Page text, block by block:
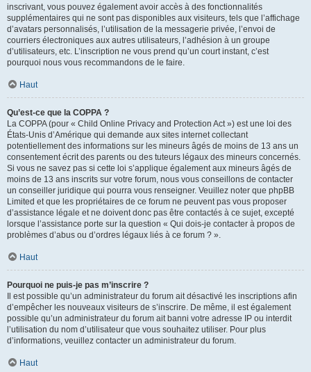
inscrivant, vous pouvez également avoir accès à des fonctionnalités
supplémentaires qui ne sont pas disponibles aux visiteurs, tels que l’affichage
d’avatars personnalisés, l’utilisation de la messagerie privée, l’envoi de
courriers électroniques aux autres utilisateurs, l’adhésion à un groupe
d’utilisateurs, etc. L’inscription ne vous prend qu’un court instant, c’est
pourquoi nous vous recommandons de le faire.
Haut
Qu’est-ce que la COPPA ?
La COPPA (pour « Child Online Privacy and Protection Act ») est une loi des
États-Unis d’Amérique qui demande aux sites internet collectant
potentiellement des informations sur les mineurs âgés de moins de 13 ans un
consentement écrit des parents ou des tuteurs légaux des mineurs concernés.
Si vous ne savez pas si cette loi s’applique également aux mineurs âgés de
moins de 13 ans inscrits sur votre forum, nous vous conseillons de contacter
un conseiller juridique qui pourra vous renseigner. Veuillez noter que phpBB
Limited et que les propriétaires de ce forum ne peuvent pas vous proposer
d’assistance légale et ne doivent donc pas être contactés à ce sujet, excepté
lorsque l’assistance porte sur la question « Qui dois-je contacter à propos de
problèmes d’abus ou d’ordres légaux liés à ce forum ? ».
Haut
Pourquoi ne puis-je pas m’inscrire ?
Il est possible qu’un administrateur du forum ait désactivé les inscriptions afin
d’empêcher les nouveaux visiteurs de s’inscrire. De même, il est également
possible qu’un administrateur du forum ait banni votre adresse IP ou interdit
l’utilisation du nom d’utilisateur que vous souhaitez utiliser. Pour plus
d’informations, veuillez contacter un administrateur du forum.
Haut